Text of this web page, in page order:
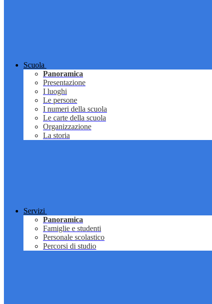
Scuola
Panoramica
Presentazione
I luoghi
Le persone
I numeri della scuola
Le carte della scuola
Organizzazione
La storia
Servizi
Panoramica
Famiglie e studenti
Personale scolastico
Percorsi di studio